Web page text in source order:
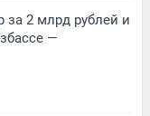
за 2 млрд рублей и
—